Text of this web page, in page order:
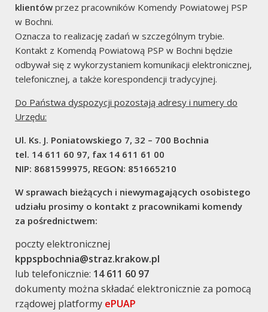
Miejscowe Zagrożenia
2
Alarmy Fałszywe
administracja
Zaloguj się
klientów przez pracowników Komendy Powiatowej PSP
w Bochni.
Oznacza to realizację zadań w szczególnym trybie.
Kontakt z Komendą Powiatową PSP w Bochni będzie
odbywał się z wykorzystaniem komunikacji elektronicznej,
telefonicznej, a także korespondencji tradycyjnej.
Do Państwa dyspozycji pozostają adresy i numery do
Urzędu:
Ul. Ks. J. Poniatowskiego 7, 32 – 700 Bochnia
tel. 14 611 60 97, fax 14 611 61 00
NIP: 8681599975, REGON: 851665210
W sprawach bieżących i niewymagających osobistego
udziału prosimy o kontakt z pracownikami komendy
za pośrednictwem:
poczty elektronicznej
kppspbochnia@straz.krakow.pl
lub telefonicznie: 14 611 60 97
dokumenty można składać elektronicznie za pomocą
rządowej platformy ePUAP